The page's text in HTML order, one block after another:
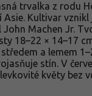
trvalka z rodu
Kultivar
Machen Jr.
18–22 × 14–17
a lemem
stín. V
květy bez